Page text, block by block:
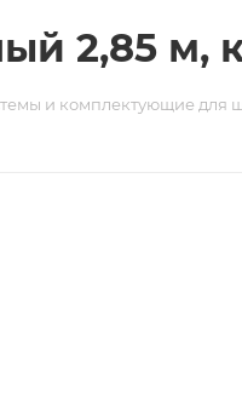
2,85 м,
и комплектующие для